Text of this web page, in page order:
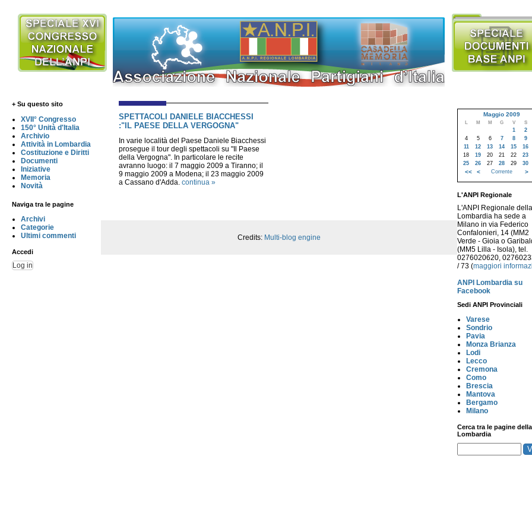
+ Su questo sito
XVII° Congresso
150° Unità d'Italia
Archivio
Attività in Lombardia
Costituzione e Diritti
Documenti
Iniziative
Memoria
Novità
Naviga tra le pagine
Archivi
Categorie
Ultimi commenti
Accedi
Log in
SPETTACOLI DANIELE BIACCHESSI
:"IL PAESE DELLA VERGOGNA"
In varie località del Paese Daniele Biacchessi
prosegue il tour degli spettacoli su "Il Paese
della Vergogna". In particolare le recite
avranno luogo: il 7 maggio 2009 a Tiranno; il
9 maggio 2009 a Modena; il 23 maggio 2009
a Cassano d'Adda. continua »
Maggio 2009
L M M G V S
1 2
4
5 6 7 8 9
11
12 13 14 15 16
18
19 20 21 22 23
25
26 27 28 29 30
<< < Corrente >
L'ANPI Regionale
L'ANPI Regionale della
Lombardia ha sede a
Milano in via Federico
Confalonieri, 14 (MM2
Verde - Gioia o
(MM5 Lilla - Isola), tel.
0276020620,
/ 73 (maggiori
ANPI Lombardia su
Facebook
Sedi ANPI Provinciali
Varese
Sondrio
Pavia
Monza Brianza
Lodi
Lecco
Cremona
Como
Brescia
Mantova
Bergamo
Milano
Cerca tra le pagine della
Lombardia
Credits: Multi-blog engine